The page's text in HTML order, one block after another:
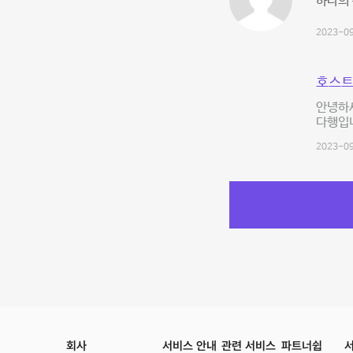
2023-
호스
안녕하
다행
2023-
회사 서비스 안내 관련 서비스 파트너쉽